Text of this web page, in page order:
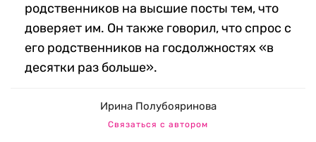
родственников на высшие посты тем, что
доверяет им. Он также говорил, что спрос с
его родственников на госдолжностях «в
десятки раз больше».
Ирина Полубояринова
Связаться с автором